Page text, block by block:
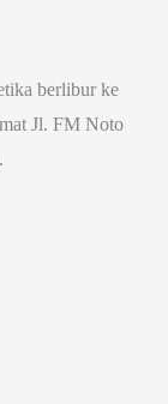
berlibur ke
Jl. FM Noto